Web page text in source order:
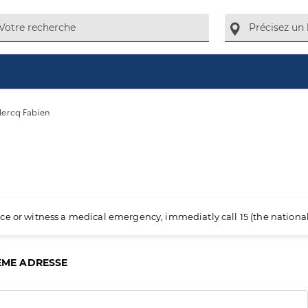
Fabien
or witness a medical emergency, immediatly call 15 (the
ADRESSE